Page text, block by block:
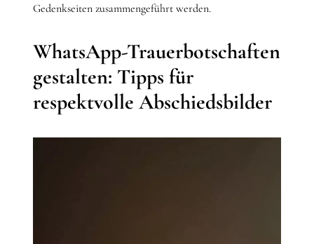
Gedenkseiten zusammengeführt werden.
WhatsApp-Trauerbotschaften
gestalten: Tipps für
respektvolle Abschiedsbilder